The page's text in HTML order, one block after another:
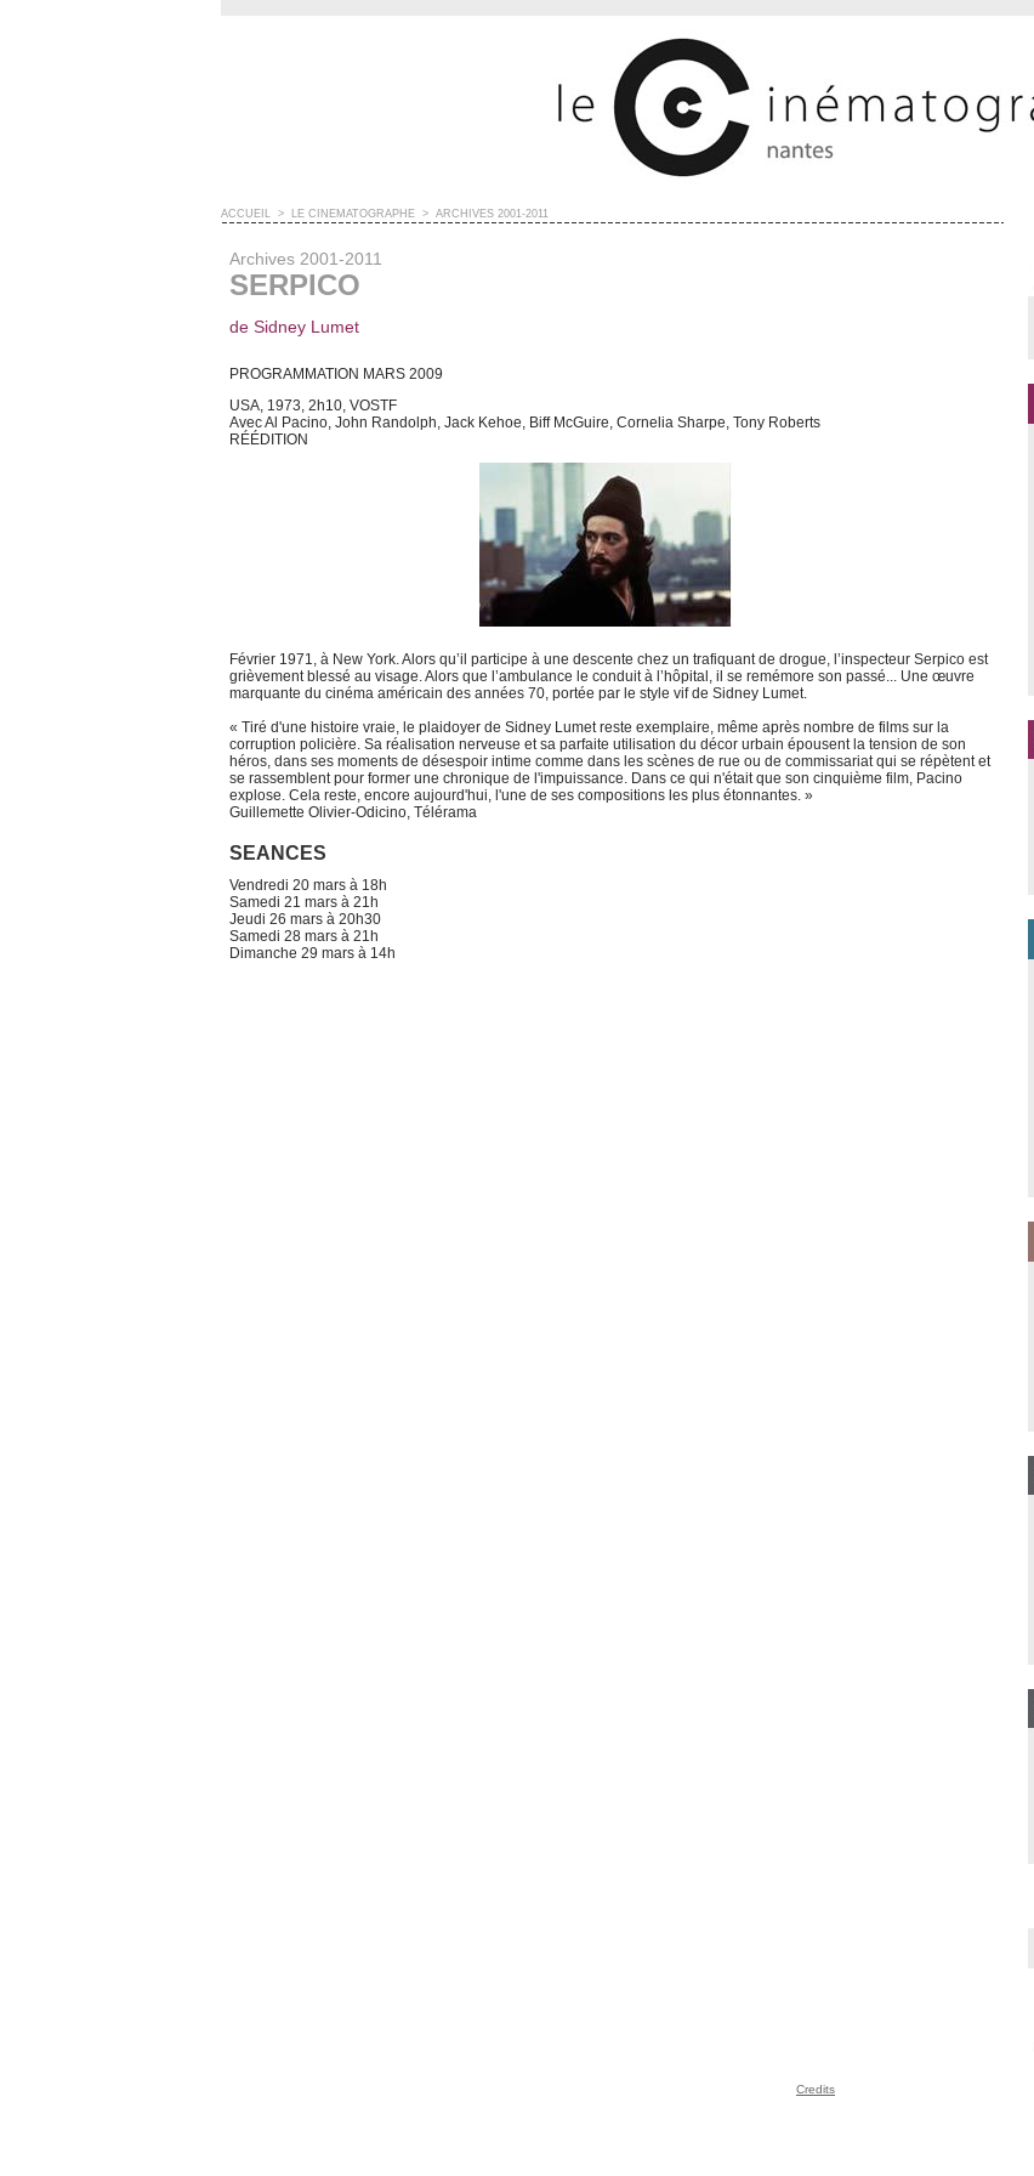
ACCUEIL > LE CINÉMATOGRAPHE > ARCHIVES 2001-2011
Archives 2001-2011
SERPICO
de Sidney Lumet
PROGRAMMATION MARS 2009
USA, 1973, 2h10, VOSTF
Avec Al Pacino, John Randolph, Jack Kehoe, Biff McGuire, Cornelia Sharpe, Tony Roberts
RÉÉDITION
Février 1971, à New York. Alors qu’il participe à une descente chez un trafiquant de drogue, l’inspecteur Serpico est
grièvement blessé au visage. Alors que l’ambulance le conduit à l’hôpital, il se remémore son passé... Une œuvre
marquante du cinéma américain des années 70, portée par le style vif de Sidney Lumet.
« Tiré d'une histoire vraie, le plaidoyer de Sidney Lumet reste exemplaire, même après nombre de films sur la
corruption policière. Sa réalisation nerveuse et sa parfaite utilisation du décor urbain épousent la tension de son
héros, dans ses moments de désespoir intime comme dans les scènes de rue ou de commissariat qui se répètent et
se rassemblent pour former une chronique de l'impuissance. Dans ce qui n'était que son cinquième film, Pacino
explose. Cela reste, encore aujourd'hui, l'une de ses compositions les plus étonnantes. »
Guillemette Olivier-Odicino, Télérama
SEANCES
Vendredi 20 mars à 18h
Samedi 21 mars à 21h
Jeudi 26 mars à 20h30
Samedi 28 mars à 21h
Dimanche 29 mars à 14h
Credits